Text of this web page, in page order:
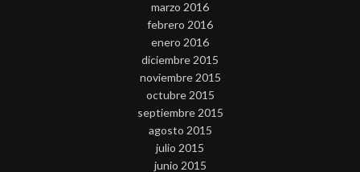
marzo 2016
febrero 2016
enero 2016
diciembre 2015
noviembre 2015
octubre 2015
septiembre 2015
agosto 2015
julio 2015
junio 2015